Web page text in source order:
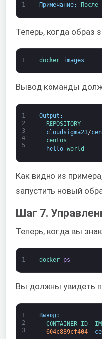
1 Примечание: После
Теперь, когда образ
1 docker images
Вывод команды
1
2
3
4
5
Output :
cloudsigma23/
hello-
Как видно из
запустить новый
Шаг 7.
Теперь, когда вы
1 docker ps
Вы должны увидеть
1
2
3
Вывод :
CONTAINER ID
604c889cf404